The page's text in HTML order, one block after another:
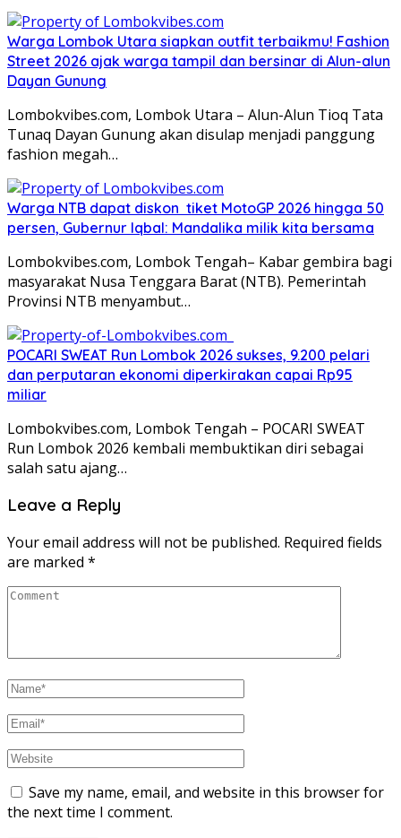
Warga Lombok Utara siapkan outfit terbaikmu! Fashion
Street 2026 ajak warga tampil dan bersinar di Alun-alun
Dayan Gunung
Lombokvibes.com, Lombok Utara – Alun-Alun Tioq Tata
Tunaq Dayan Gunung akan disulap menjadi panggung
fashion megah…
Warga NTB dapat diskon tiket MotoGP 2026 hingga 50
persen, Gubernur Iqbal: Mandalika milik kita bersama
Lombokvibes.com, Lombok Tengah– Kabar gembira bagi
masyarakat Nusa Tenggara Barat (NTB). Pemerintah
Provinsi NTB menyambut…
POCARI SWEAT Run Lombok 2026 sukses, 9.200 pelari
dan perputaran ekonomi diperkirakan capai Rp95
miliar
Lombokvibes.com, Lombok Tengah – POCARI SWEAT
Run Lombok 2026 kembali membuktikan diri sebagai
salah satu ajang…
Leave a Reply
Your email address will not be published. Required fields
are marked *
Save my name, email, and website in this browser for
the next time I comment.